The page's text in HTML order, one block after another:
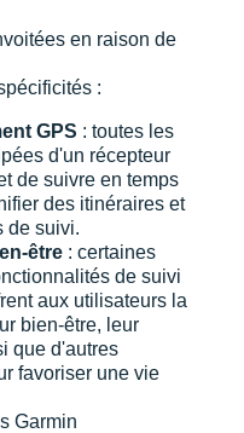
en raison de
:
GPS : toutes les
d'un récepteur
de suivre en temps
des itinéraires et
de suivi.
être : certaines
de suivi
aux utilisateurs la
bien-être, leur
que d'autres
favoriser une vie
Garmin